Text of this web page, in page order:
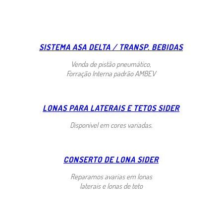
SISTEMA ASA DELTA / TRANSP. BEBIDAS
Venda de pistão pneumático,
Forração Interna padrão AMBEV
LONAS PARA LATERAIS E TETOS SIDER
Disponível em cores variadas.
CONSERTO DE LONA SIDER
Reparamos avarias em lonas
laterais e lonas de teto